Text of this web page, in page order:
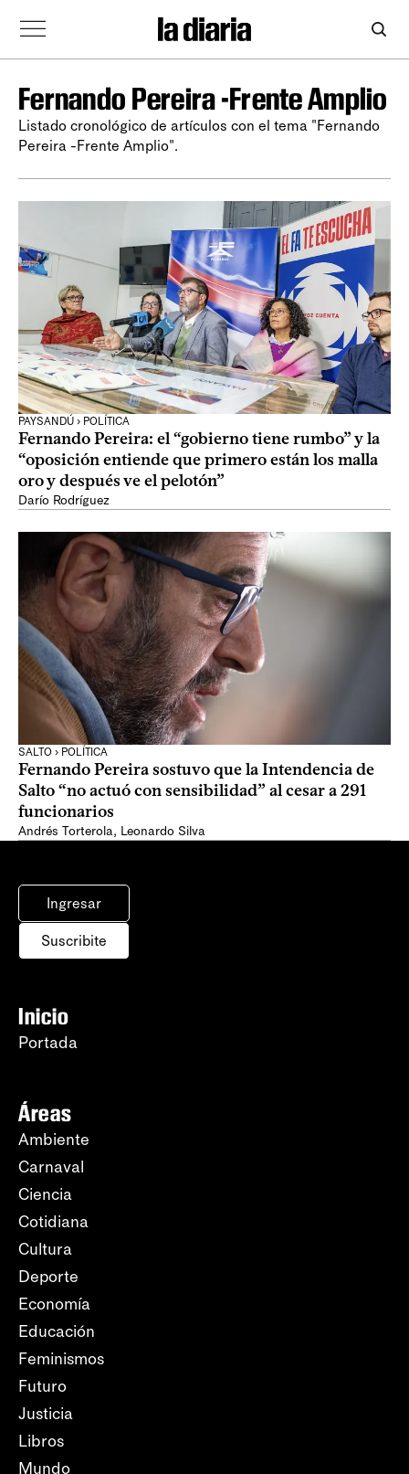
Fernando Pereira -Frente Amplio
Listado cronológico de artículos con el tema "Fernando
Pereira -Frente Amplio".
PAYSANDÚ › POLÍTICA
Fernando Pereira: el “gobierno tiene rumbo” y la
“oposición entiende que primero están los malla
oro y después ve el pelotón”
Darío Rodríguez
SALTO › POLÍTICA
Fernando Pereira sostuvo que la Intendencia de
Salto “no actuó con sensibilidad” al cesar a 291
funcionarios
Andrés Torterola, Leonardo Silva
Ingresar
Suscribite
Inicio
Portada
Áreas
Ambiente
Carnaval
Ciencia
Cotidiana
Cultura
Deporte
Economía
Educación
Feminismos
Futuro
Justicia
Libros
Mundo